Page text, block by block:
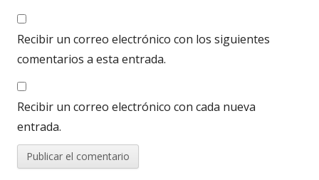
Recibir un correo electrónico con los siguientes
comentarios a esta entrada.
Recibir un correo electrónico con cada nueva
entrada.